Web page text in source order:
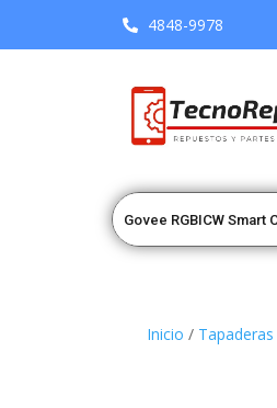
4848-9978
Inicio / Tapaderas